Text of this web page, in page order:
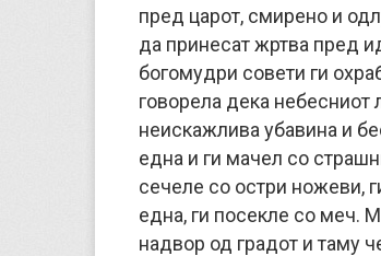
пред царот, смирено и
да принесат жртва пред
богомудри совети ги
говорела дека
неискажлива убавина и
една и ги мачел со
сечеле со остри ножеви,
една, ги посекле со меч.
надвор од градот и таму